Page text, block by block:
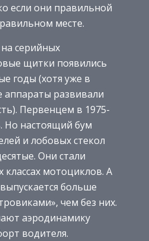
если они правильной
месте.
серийных
щитки появились
годы (хотя уже в
аппараты развивали
Первенцем в 1975-
Но настоящий бум
и лобовых стекол
Они стали
классах мотоциклов. А
больше
чем без них.
аэродинамику
водителя.